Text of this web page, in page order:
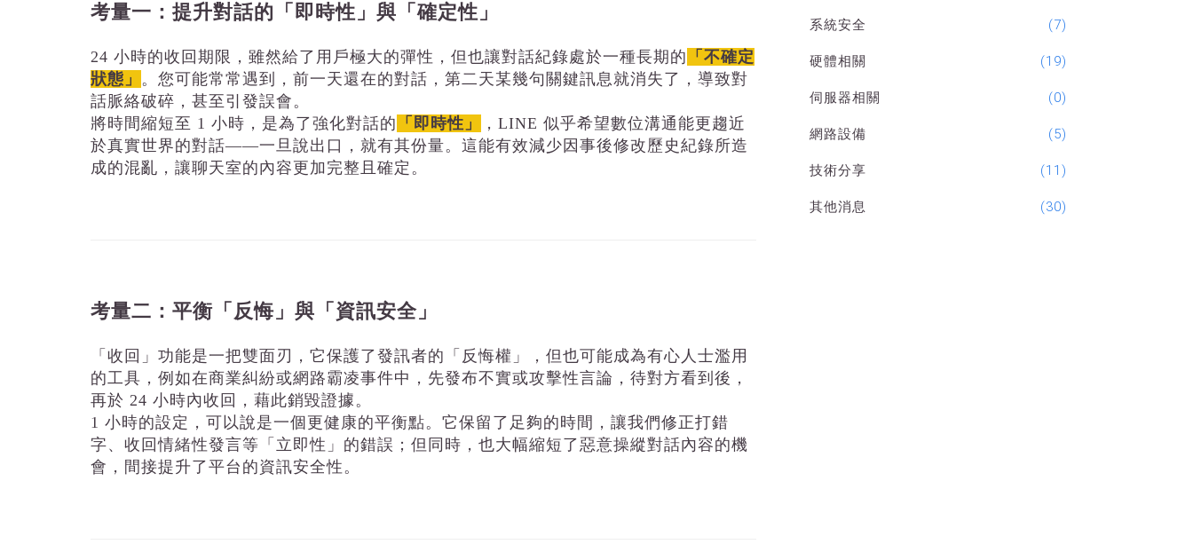
考量一：提升對話的「即時性」與「確定性」
24 小時的收回期限，雖然給了用戶極大的彈性，但也讓對話紀錄處於一種長期的 「不確定
狀態」 。您可能常常遇到，前一天還在的對話，第二天某幾句關鍵訊息就消失了，導致對
話脈絡破碎，甚至引發誤會。
將時間縮短至 1 小時，是為了強化對話的 「即時性」
，LINE 似乎希望數位溝通能更趨近
於真實世界的對話——一旦說出口，就有其份量。這能有效減少因事後修改歷史紀錄所造
成的混亂，讓聊天室的內容更加完整且確定。
考量二：平衡「反悔」與「資訊安全」
「收回」功能是一把雙面刃，它保護了發訊者的「反悔權」，但也可能成為有心人士濫用
的工具，例如在商業糾紛或網路霸凌事件中，先發布不實或攻擊性言論，待對方看到後，
再於 24 小時內收回，藉此銷毀證據。
1 小時的設定，可以說是一個更健康的平衡點。它保留了足夠的時間，讓我們修正打錯
字、收回情緒性發言等「立即性」的錯誤；但同時，也大幅縮短了惡意操縱對話內容的機
會，間接提升了平台的資訊安全性。
系統安全 (7)
硬體相關 (19)
伺服器相關 (0)
網路設備 (5)
技術分享 (11)
其他消息 (30)